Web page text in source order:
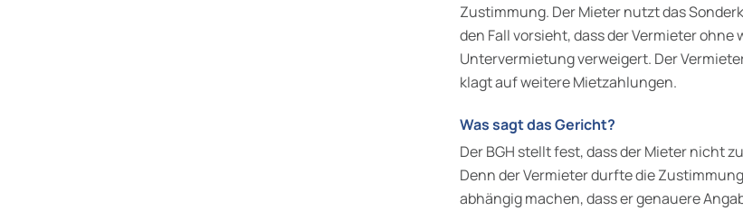
Zustimmung. Der Mieter nutzt das
den Fall vorsieht, dass der Vermieter
Untervermietung verweigert. Der
klagt auf weitere Mietzahlungen.
Was sagt das Gericht?
Der BGH stellt fest, dass der Mieter nicht
Denn der Vermieter durfte die
abhängig machen, dass er genauere